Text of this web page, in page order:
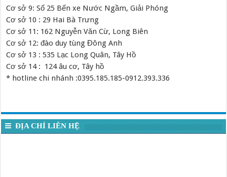
Cơ sở 9: Số 25 Bến xe Nước Ngầm, Giải Phóng
Cơ sở 10 : 29 Hai Bà Trưng
Cơ sở 11: 162 Nguyễn Văn Cừ, Long Biên
Cơ sở 12: đào duy tùng Đông Anh
Cơ sở 13 : 535 Lạc Long Quân, Tây Hồ
Cơ sở 14 : 124 âu cơ, Tây hồ
* hotline chi nhánh :0395.185.185-0912.393.336
ĐỊA CHỈ LIÊN HỆ